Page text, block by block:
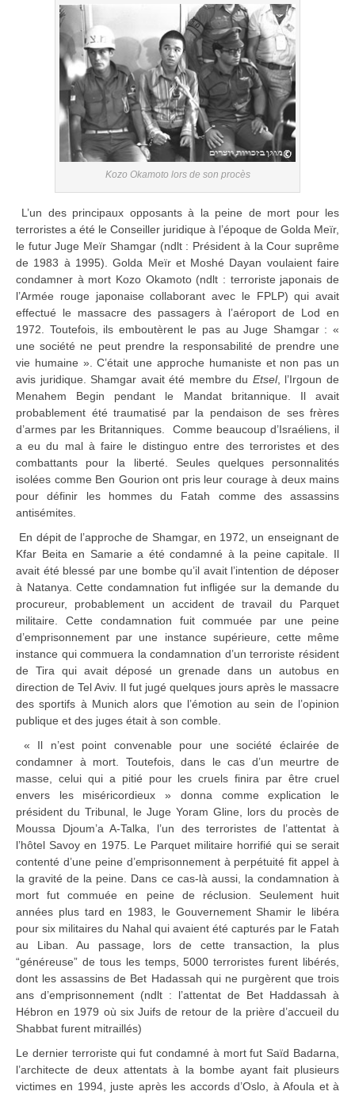
Kozo Okamoto lors de son procès
L’un des principaux opposants à la peine de mort pour les
terroristes a été le Conseiller juridique à l’époque de Golda Meïr,
le futur Juge Meïr Shamgar (ndlt : Président à la Cour suprême
de 1983 à 1995). Golda Meïr et Moshé Dayan voulaient faire
condamner à mort Kozo Okamoto (ndlt : terroriste japonais de
l’Armée rouge japonaise collaborant avec le FPLP) qui avait
effectué le massacre des passagers à l’aéroport de Lod en
1972. Toutefois, ils emboutèrent le pas au Juge Shamgar : «
une société ne peut prendre la responsabilité de prendre une
vie humaine ». C’était une approche humaniste et non pas un
avis juridique. Shamgar avait été membre du Etsel, l’Irgoun de
Menahem Begin pendant le Mandat britannique. Il avait
probablement été traumatisé par la pendaison de ses frères
d’armes par les Britanniques. Comme beaucoup d’Israéliens, il
a eu du mal à faire le distinguo entre des terroristes et des
combattants pour la liberté. Seules quelques personnalités
isolées comme Ben Gourion ont pris leur courage à deux mains
pour définir les hommes du Fatah comme des assassins
antisémites.
En dépit de l’approche de Shamgar, en 1972, un enseignant de
Kfar Beita en Samarie a été condamné à la peine capitale. Il
avait été blessé par une bombe qu’il avait l’intention de déposer
à Natanya. Cette condamnation fut infligée sur la demande du
procureur, probablement un accident de travail du Parquet
militaire. Cette condamnation fuit commuée par une peine
d’emprisonnement par une instance supérieure, cette même
instance qui commuera la condamnation d’un terroriste résident
de Tira qui avait déposé un grenade dans un autobus en
direction de Tel Aviv. Il fut jugé quelques jours après le massacre
des sportifs à Munich alors que l’émotion au sein de l’opinion
publique et des juges était à son comble.
« Il n’est point convenable pour une société éclairée de
condamner à mort. Toutefois, dans le cas d’un meurtre de
masse, celui qui a pitié pour les cruels finira par être cruel
envers les miséricordieux » donna comme explication le
président du Tribunal, le Juge Yoram Gline, lors du procès de
Moussa Djoum’a A-Talka, l’un des terroristes de l’attentat à
l’hôtel Savoy en 1975. Le Parquet militaire horrifié qui se serait
contenté d’une peine d’emprisonnement à perpétuité fit appel à
la gravité de la peine. Dans ce cas-là aussi, la condamnation à
mort fut commuée en peine de réclusion. Seulement huit
années plus tard en 1983, le Gouvernement Shamir le libéra
pour six militaires du Nahal qui avaient été capturés par le Fatah
au Liban. Au passage, lors de cette transaction, la plus
“généreuse” de tous les temps, 5000 terroristes furent libérés,
dont les assassins de Bet Hadassah qui ne purgèrent que trois
ans d’emprisonnement (ndlt : l’attentat de Bet Haddassah à
Hébron en 1979 où six Juifs de retour de la prière d’accueil du
Shabbat furent mitraillés)
Le dernier terroriste qui fut condamné à mort fut Saïd Badarna,
l’architecte de deux attentats à la bombe ayant fait plusieurs
victimes en 1994, juste après les accords d’Oslo, à Afoula et à